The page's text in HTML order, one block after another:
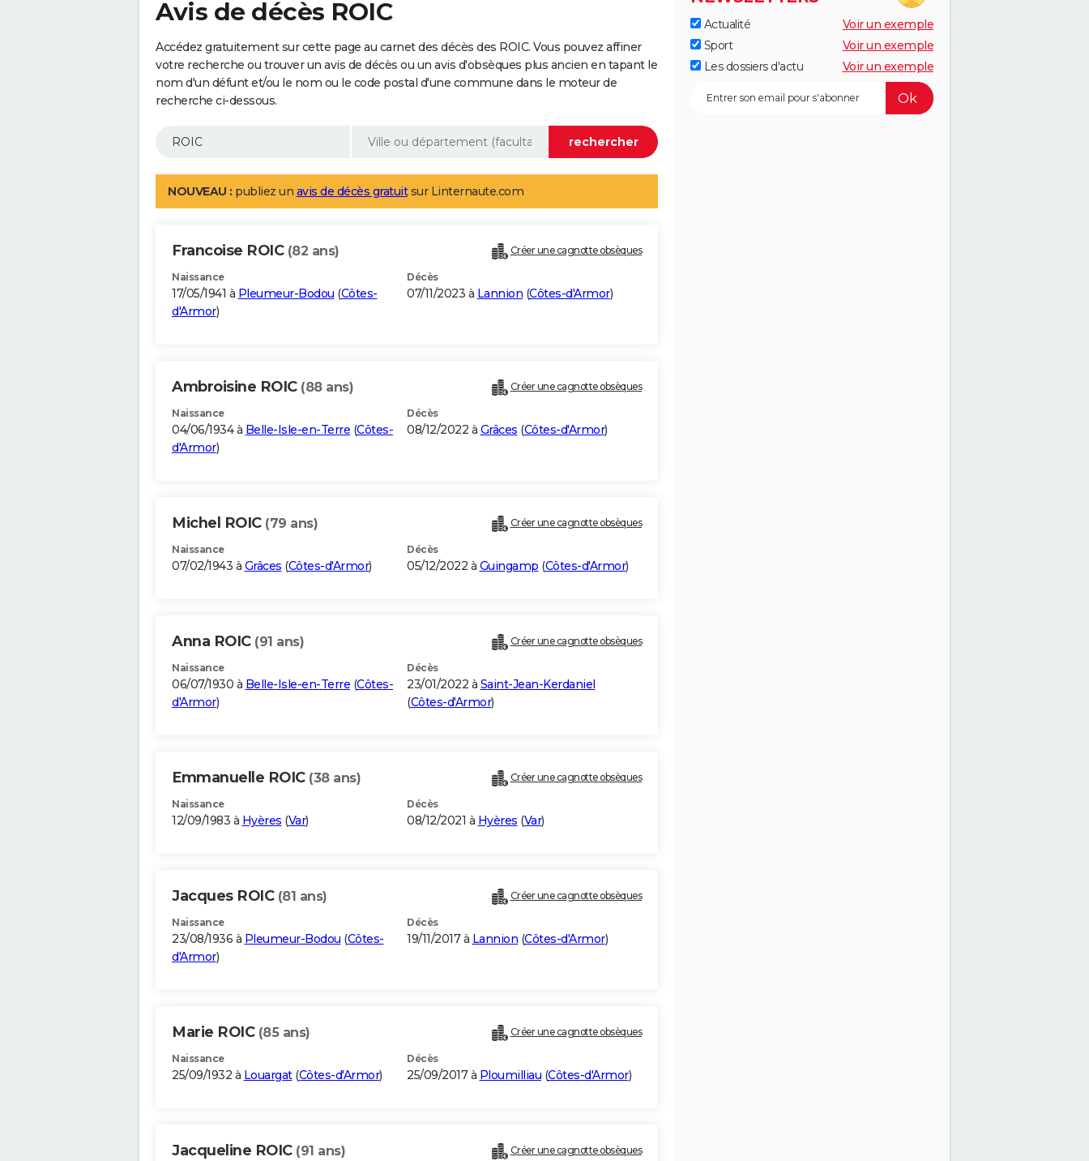
Avis de décès ROIC
Accédez gratuitement sur cette page au carnet des décès des ROIC. Vous pouvez affiner
votre recherche ou trouver un avis de décès ou un avis d'obsèques plus ancien en tapant le
nom d'un défunt et/ou le nom ou le code postal d'une commune dans le moteur de
recherche ci-dessous.
NOUVEAU : publiez un avis de décès gratuitsur Linternaute.com
Francoise ROIC (82 ans) Créer une cagnotte obsèques
Naissance
17/05/1941 à Pleumeur-Bodou (Côtes-
d'Armor)
Décès
07/11/2023 à Lannion (Côtes-d'Armor)
Ambroisine ROIC (88 ans) Créer une cagnotte obsèques
Naissance
04/06/1934 à Belle-Isle-en-Terre (Côtes-
d'Armor)
Décès
08/12/2022 à Grâces (Côtes-d'Armor)
Michel ROIC (79 ans) Créer une cagnotte obsèques
Naissance
07/02/1943 à Grâces (Côtes-d'Armor)
Décès
05/12/2022 à Guingamp (Côtes-d'Armor)
Anna ROIC (91 ans) Créer une cagnotte obsèques
Naissance
06/07/1930 à Belle-Isle-en-Terre (Côtes-
d'Armor)
Décès
23/01/2022 à Saint-Jean-Kerdaniel
(Côtes-d'Armor)
Emmanuelle ROIC (38 ans) Créer une cagnotte obsèques
Naissance
12/09/1983 à Hyères (Var)
Décès
08/12/2021 à Hyères (Var)
Jacques ROIC (81 ans) Créer une cagnotte obsèques
Naissance
23/08/1936 à Pleumeur-Bodou (Côtes-
d'Armor)
Décès
19/11/2017 à Lannion (Côtes-d'Armor)
Marie ROIC (85 ans) Créer une cagnotte obsèques
Naissance
25/09/1932 à Louargat(Côtes-d'Armor)
Décès
25/09/2017 à Ploumilliau (Côtes-d'Armor)
Jacqueline ROIC (91 ans) Créer une cagnotte obsèques
Actualité
Voir un exemple
Sport
Voir un exemple
Les dossiers d'actu
Voir un exemple